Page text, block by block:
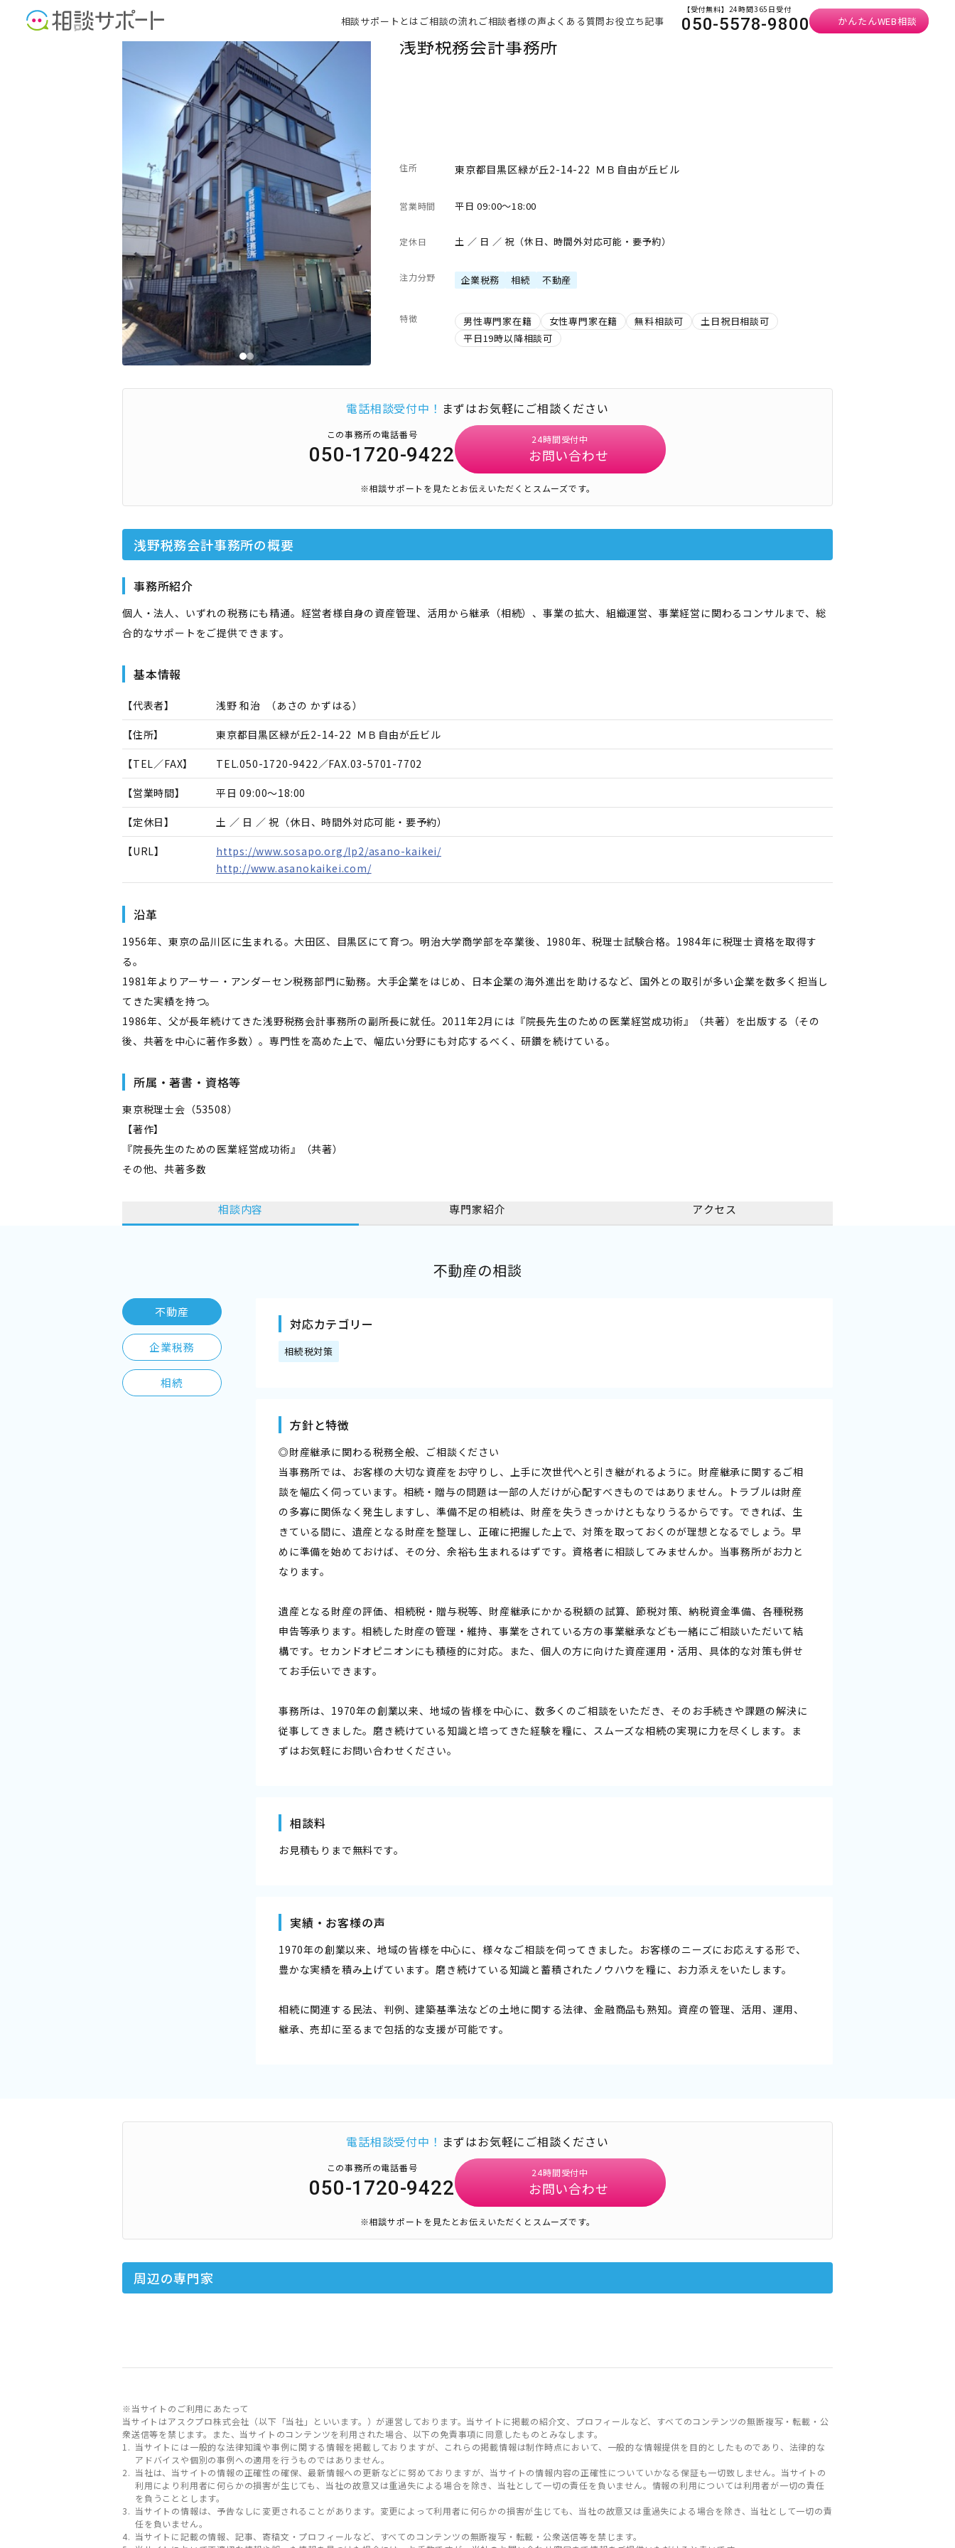
相談サポートとは ご相談の流れご相談者様の声よくある質問お役立ち記事
【受付無料】24時間365日受付
050-5578-9800 かんたんWEB相談
行政書士
浅野税務会計事務所
住所 東京都目黒区緑が丘2-14-22 ＭＢ自由が丘ビル
営業時間 平日 09:00～18:00
定休日 土 ／ 日 ／ 祝（休日、時間外対応可能・要予約）
注力分野 企業税務 相続 不動産
特徴 男性専門家在籍 女性専門家在籍 無料相談可
土日祝日相談可
平日19時以降相談可
電話相談受付中！ まずはお気軽にご相談ください
この事務所の電話番号
050-1720-9422
24時間受付中
お問い合わせ
※相談サポートを見たとお伝えいただくとスムーズです。
浅野税務会計事務所の概要
事務所紹介
個人・法人、いずれの税務にも精通。経営者様自身の資産管理、活用から継承（相続）、事業の拡大、組織運営、事業経営に関わるコンサルまで、総
合的なサポートをご提供できます。
基本情報
【代表者】 浅野 和治 （あさの かずはる）
【住所】 東京都目黒区緑が丘2-14-22 ＭＢ自由が丘ビル
【TEL／FAX】 TEL.050-1720-9422 ／FAX.03-5701-7702
【営業時間】 平日 09:00～18:00
【定休日】 土 ／ 日 ／ 祝（休日、時間外対応可能・要予約）
【URL】
https://www.sosapo.org/lp2/asano-kaikei/
http://www.asanokaikei.com/
沿革
1956年、東京の品川区に生まれる。大田区、目黒区にて育つ。明治大学商学部を卒業後、1980年、税理士試験合格。1984年に税理士資格を取得す
る。
1981年よりアーサー・アンダーセン税務部門に勤務。大手企業をはじめ、日本企業の海外進出を助けるなど、国外との取引が多い企業を数多く担当し
てきた実績を持つ。
1986年、父が長年続けてきた浅野税務会計事務所の副所長に就任。2011年2月には『院長先生のための医業経営成功術』（共著）を出版する（その
後、共著を中心に著作多数）。専門性を高めた上で、幅広い分野にも対応するべく、研鑽を続けている。
所属・著書・資格等
東京税理士会（53508）
【著作】
『院長先生のための医業経営成功術』（共著）
その他、共著多数
相談内容 専門家紹介 アクセス
不動産の相談
不動産
企業税務
相続
対応カテゴリー
相続税対策
方針と特徴
◎財産継承に関わる税務全般、ご相談ください
当事務所では、お客様の大切な資産をお守りし、上手に次世代へと引き継がれるように。財産継承に関するご相
談を幅広く伺っています。相続・贈与の問題は一部の人だけが心配すべきものではありません。トラブルは財産
の多寡に関係なく発生しますし、準備不足の相続は、財産を失うきっかけともなりうるからです。できれば、生
きている間に、遺産となる財産を整理し、正確に把握した上で、対策を取っておくのが理想となるでしょう。早
めに準備を始めておけば、その分、余裕も生まれるはずです。資格者に相談してみませんか。当事務所がお力と
なります。
遺産となる財産の評価、相続税・贈与税等、財産継承にかかる税額の試算、節税対策、納税資金準備、各種税務
申告等承ります。相続した財産の管理・維持、事業をされている方の事業継承なども一緒にご相談いただいて結
構です。セカンドオピニオンにも積極的に対応。また、個人の方に向けた資産運用・活用、具体的な対策も併せ
てお手伝いできます。
事務所は、1970年の創業以来、地域の皆様を中心に、数多くのご相談をいただき、そのお手続きや課題の解決に
従事してきました。磨き続けている知識と培ってきた経験を糧に、スムーズな相続の実現に力を尽くします。ま
ずはお気軽にお問い合わせください。
相談料
お見積もりまで無料です。
実績・お客様の声
1970年の創業以来、地域の皆様を中心に、様々なご相談を伺ってきました。お客様のニーズにお応えする形で、
豊かな実績を積み上げています。磨き続けている知識と蓄積されたノウハウを糧に、お力添えをいたします。
相続に関連する民法、判例、建築基準法などの土地に関する法律、金融商品も熟知。資産の管理、活用、運用、
継承、売却に至るまで包括的な支援が可能です。
電話相談受付中！ まずはお気軽にご相談ください
この事務所の電話番号
050-1720-9422
24時間受付中
お問い合わせ
※相談サポートを見たとお伝えいただくとスムーズです。
周辺の専門家
※当サイトのご利用にあたって
当サイトはアスクプロ株式会社（以下「当社」といいます。）が運営しております。当サイトに掲載の紹介文、プロフィールなど、すべてのコンテンツの無断複写・転載・公
衆送信等を禁じます。また、当サイトのコンテンツを利用された場合、以下の免責事項に同意したものとみなします。
当サイトには一般的な法律知識や事例に関する情報を掲載しておりますが、これらの掲載情報は制作時点において、一般的な情報提供を目的としたものであり、法律的な
アドバイスや個別の事例への適用を行うものではありません。
当社は、当サイトの情報の正確性の確保、最新情報への更新などに努めておりますが、当サイトの情報内容の正確性についていかなる保証も一切致しません。当サイトの
利用により利用者に何らかの損害が生じても、当社の故意又は重過失による場合を除き、当社として一切の責任を負いません。情報の利用については利用者が一切の責任
を負うこととします。
当サイトの情報は、予告なしに変更されることがあります。変更によって利用者に何らかの損害が生じても、当社の故意又は重過失による場合を除き、当社として一切の責
任を負いません。
当サイトに記載の情報、記事、寄稿文・プロフィールなど、すべてのコンテンツの無断複写・転載・公衆送信等を禁じます。